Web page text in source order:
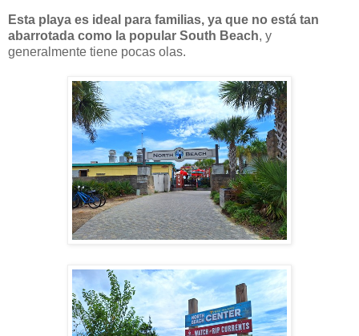
Esta playa es ideal para familias, ya que no está tan
abarrotada como la popular South Beach, y
generalmente tiene pocas olas.